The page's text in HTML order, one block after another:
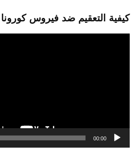
كيفية التعقيم ضد فيروس كورونا
00:00